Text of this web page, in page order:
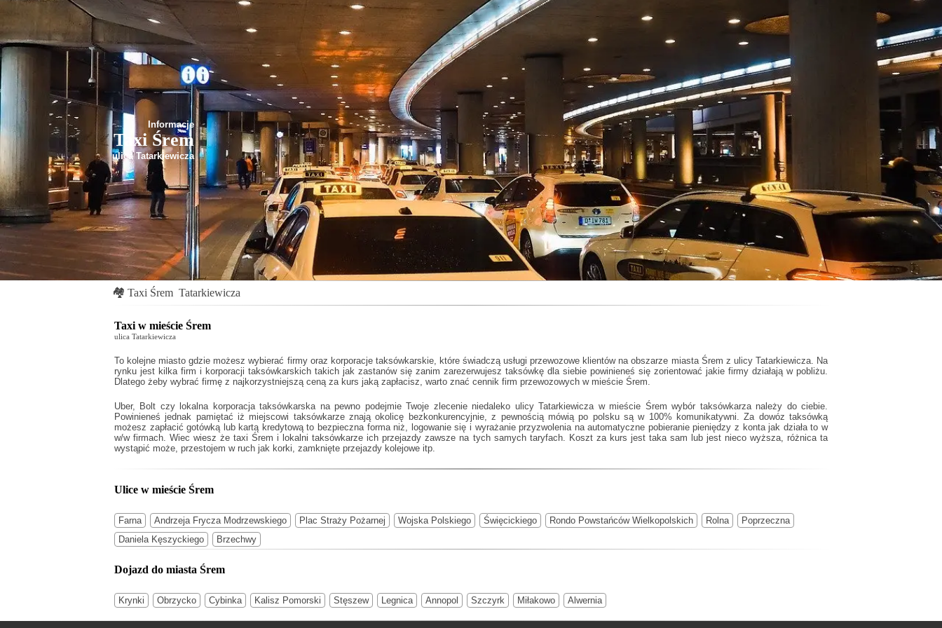
Informacje
Taxi Śrem
ulica Tatarkiewicza
🏘 Taxi Śrem Tatarkiewicza
Taxi w mieście Śrem
ulica Tatarkiewicza
To kolejne miasto gdzie możesz wybierać firmy oraz korporacje taksówkarskie, które świadczą usługi przewozowe klientów na obszarze miasta Śrem z ulicy Tatarkiewicza. Na
rynku jest kilka firm i korporacji taksówkarskich takich jak zastanów się zanim zarezerwujesz taksówkę dla siebie powinieneś się zorientować jakie firmy działają w pobliżu.
Dlatego żeby wybrać firmę z najkorzystniejszą ceną za kurs jaką zapłacisz, warto znać cennik firm przewozowych w mieście Śrem.
Uber, Bolt czy lokalna korporacja taksówkarska na pewno podejmie Twoje zlecenie niedaleko ulicy Tatarkiewicza w mieście Śrem wybór taksówkarza należy do ciebie.
Powinieneś jednak pamiętać iż miejscowi taksówkarze znają okolicę bezkonkurencyjnie, z pewnością mówią po polsku są w 100% komunikatywni. Za dowóz taksówką
możesz zapłacić gotówką lub kartą kredytową to bezpieczna forma niż, logowanie się i wyrażanie przyzwolenia na automatyczne pobieranie pieniędzy z konta jak działa to w
w/w firmach. Wiec wiesz żetaxi Śrem i lokalni taksówkarze ich przejazdy zawsze na tych samych taryfach. Koszt za kurs jest taka sam lub jest nieco wyższa, różnica ta
wystąpić może, przestojem w ruch jak korki, zamknięte przejazdy kolejowe itp.
Ulice w mieście Śrem
Farna Andrzeja Frycza Modrzewskiego Plac Straży Pożarnej Wojska Polskiego Święcickiego Rondo Powstańców Wielkopolskich Rolna
Poprzeczna
Daniela Kęszyckiego
Brzechwy
Dojazd do miasta Śrem
Krynki Obrzycko Cybinka Kalisz Pomorski Stęszew Legnica Annopol Szczyrk Miłakowo Alwernia